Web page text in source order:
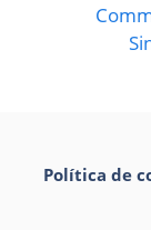
Política de